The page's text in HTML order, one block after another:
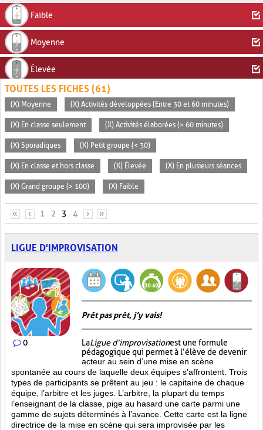
Faible
Moyenne
Élevée
TOUTES LES FICHES (61)
(X) Moyenne (X) Activités développées (Entre 30 et 60 minutes)
(X) En classe seulement (X) Activités élaborées (> 60 minutes)
(X) Sporadiques (X) Petit groupe (< 30)
(X) En classe et hors classe (X) Élevée (X) En plusieurs séances
(X) Grand groupe (> 100) (X) Faible
PAGES
« ‹ 1 2 3 4 › »
LIGUE D'IMPROVISATION
0
Prêt pas prêt, j’y vais!
LaLigue d’improvisationest une formule
pédagogique qui permet à l’élève de devenir
acteur au sein d’une mise en scène
spontanée au cours de laquelle deux équipes s’affrontent. Trois
types de participants se prêtent au jeu : le capitaine de chaque
équipe, l’arbitre et les juges. L’arbitre, la plupart du temps
l’enseignant de la classe, pige au hasard une carte parmi une
gamme de sujets déterminés à l’avance. Cette carte est la ligne
directrice de la mise en scène qui sera improvisée par les